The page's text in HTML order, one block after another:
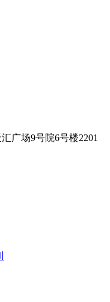
广场9号院6号楼2201